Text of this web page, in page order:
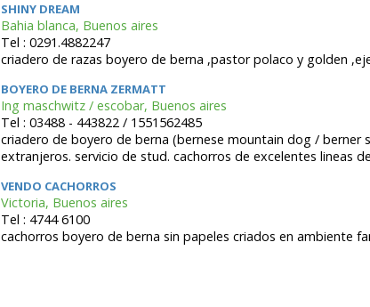
SHINY DREAM
Bahia blanca, Buenos aires
Tel : 0291.4882247
criadero de razas boyero de berna ,pastor polaco y golden
BOYERO DE BERNA ZERMATT
Ing maschwitz / escobar, Buenos aires
Tel : 03488 - 443822 / 1551562485
criadero de boyero de berna (bernese mountain dog / berner
extranjeros. servicio de stud. cachorros de excelentes lineas
VENDO CACHORROS
Victoria, Buenos aires
Tel : 4744 6100
cachorros boyero de berna sin papeles criados en ambiente